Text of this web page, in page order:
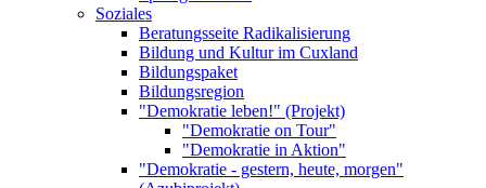
Soziales
Beratungsseite Radikalisierung
Bildung und Kultur im Cuxland
Bildungspaket
Bildungsregion
"Demokratie leben!" (Projekt)
"Demokratie on Tour"
"Demokratie in Aktion"
"Demokratie - gestern, heute, morgen"